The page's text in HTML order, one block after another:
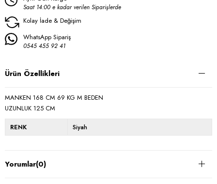
Saat 14:00 e kadar verilen Siparişlerde
Kolay İade & Değişim
WhatsApp Sipariş
0545 455 92 41
Ürün Özellikleri
MANKEN 168 CM 69 KG M BEDEN
UZUNLUK 125 CM
RENK Siyah
Yorumlar(0)